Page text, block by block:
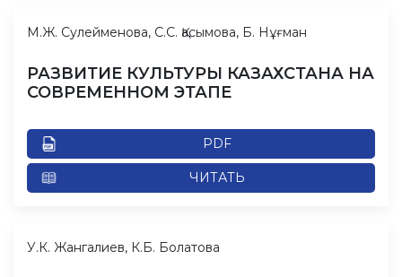
М.Ж. Сулейменова, С.С. Қасымова, Б. Нұғман
РАЗВИТИЕ КУЛЬТУРЫ КАЗАХСТАНА НА
СОВРЕМЕННОМ ЭТАПЕ
PDF
ЧИТАТЬ
У.К. Жангалиев, К.Б. Болатова